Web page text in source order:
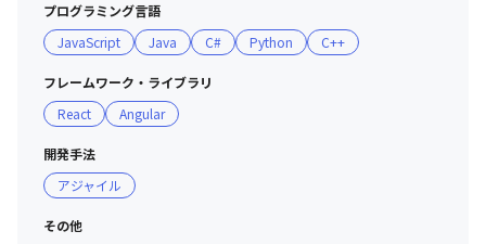
・世界中の案件担当者に、チャットやメールで気軽に技術
的な相談をすることが可能です
・男女ともに働きやすい職場づくりを目指して、制度整備
やカルチャー変革を推進しています
・女性社員は全体の39.3%、女性の管理職員数の割合は
21.9%（2024年12月時点）
■ 教育体制
・24,000コース以上の豊富なオンライントレーニングで
プログラミング言語
JavaScript
Java C# Python C++
フレームワーク・ライブラリ
React
Angular
開発手法
アジャイル
その他